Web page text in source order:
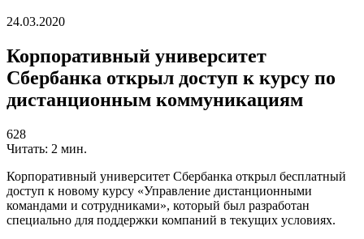
24.03.2020
Корпоративный университет
Сбербанка открыл доступ к курсу по
дистанционным коммуникациям
628
Читать: 2 мин.
Корпоративный университет Сбербанка открыл бесплатный
доступ к новому курсу «Управление дистанционными
командами и сотрудниками», который был разработан
специально для поддержки компаний в текущих условиях.